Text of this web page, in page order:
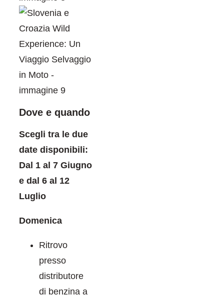
Dove e quando
Scegli tra le due
date disponibili:
Dal 1 al 7 Giugno
e dal 6 al 12
Luglio
Domenica
Ritrovo
presso
distributore
di benzina a